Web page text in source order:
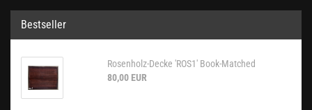
Bestseller
Rosenholz-Decke 'ROS1' Book-Matched
80,00 EUR